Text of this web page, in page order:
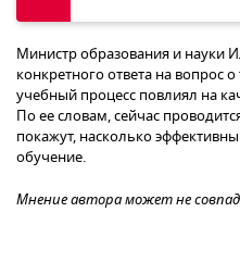
Министр образования и науки
конкретного ответа на вопрос
учебный процесс повлиял на
По ее словам, сейчас
покажут, насколько
обучение.
Мнение автора может не